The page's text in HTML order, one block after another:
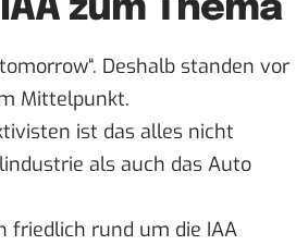
zum Thema
Deshalb standen vor
Mittelpunkt.
ist das alles nicht
als auch das Auto
friedlich rund um die IAA